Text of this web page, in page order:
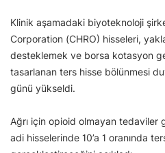
Klinik aşamadaki biyoteknoloji
Corporation (CHRO) hisseleri,
desteklemek ve borsa kotasyon
tasarlanan ters hisse bölünmesi
günü yükseldi.
Ağrı için opioid olmayan tedaviler
adi hisselerinde 10’a 1 oranında